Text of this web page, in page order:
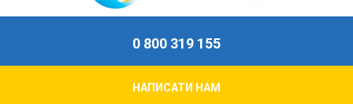
0 800 319 155
НАПИСАТИ НАМ